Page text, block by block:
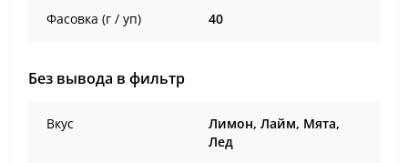
Фасовка (г / уп) 40
Без вывода в фильтр
Вкус
Лимон, Лайм, Мята,
Лед